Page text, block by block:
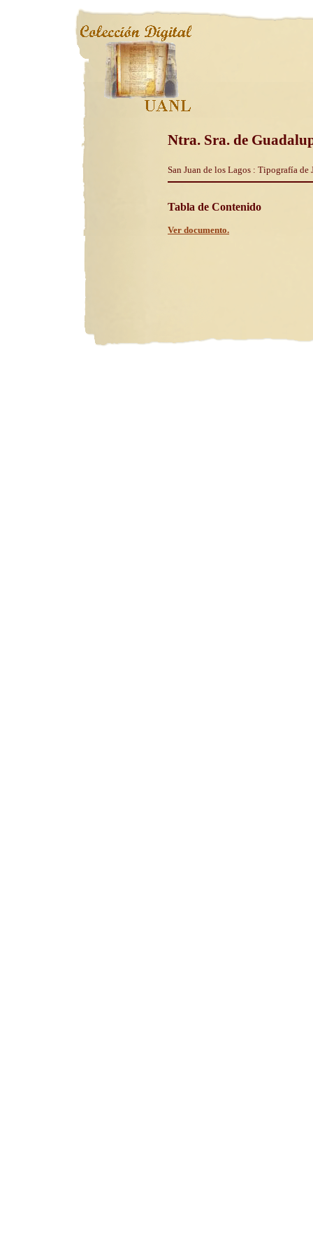
Ntra. Sra. de
San Juan de los Lagos : Tipografía
Tabla de Contenido
Ver documento.